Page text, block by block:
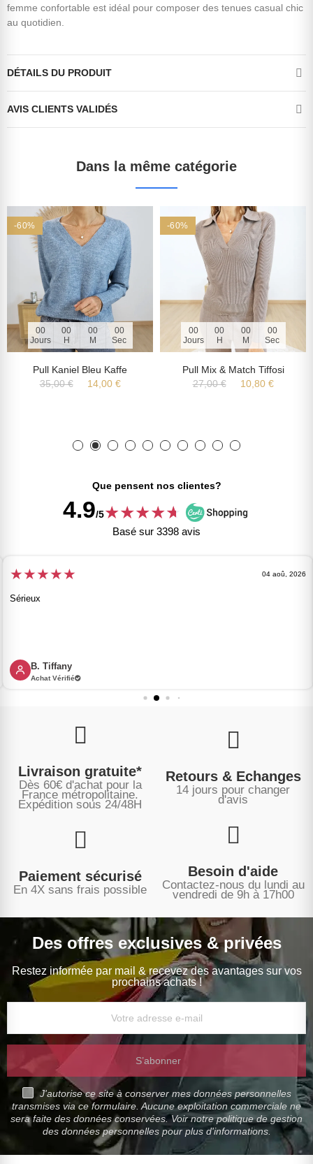
femme confortable est idéal pour composer des tenues casual chic
au quotidien.
DÉTAILS DU PRODUIT
AVIS CLIENTS VALIDÉS
Dans la même catégorie
-60%
00
Jours
00
H
00
M
00
Sec
Pull Kaniel Bleu Kaffe
35,00 €
14,00 €
-60%
00
Jours
00
H
00
M
00
Sec
Pull Mix & Match Tiffosi
27,00 €
10,80 €
Que pensent nos clientes?
4.9/5★★★★★
★
Basé sur 3398 avis
★★★★★ 04 aoû, 2026
Sérieux
B. Tiffany
Achat Vérifié
Livraison gratuite*
Dès 60€ d'achat pour la
France métropolitaine.
Expédition sous 24/48H
Retours & Echanges
14 jours pour changer
d'avis
Paiement sécurisé
En 4X sans frais possible
Besoin d'aide
Contactez-nous du lundi au
vendredi de 9h à 17h00
Des offres exclusives & privées
Restez informée par mail & recevez des avantages sur vos
prochains achats !
S’abonner
J'autorise ce site à conserver mes données personnelles
transmises via ce formulaire. Aucune exploitation commerciale ne
sera faite des données conservées. Voir notre politique de gestion
des données personnelles pour plus d'informations.